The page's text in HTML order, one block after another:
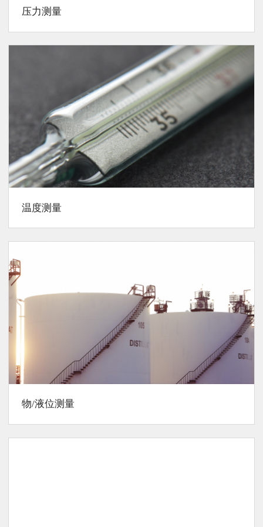
压力测量
温度测量
物/液位测量